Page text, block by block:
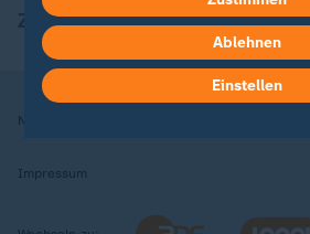
ZDFheute Apps
Nutzungsbedingungen
Impressum
Hier findest du das Impressum.
Weitere Informationen findest
Datenschutzerklärung.
Ablehnen
Einstellen